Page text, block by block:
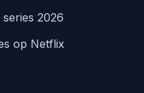
series 2026
op Netflix